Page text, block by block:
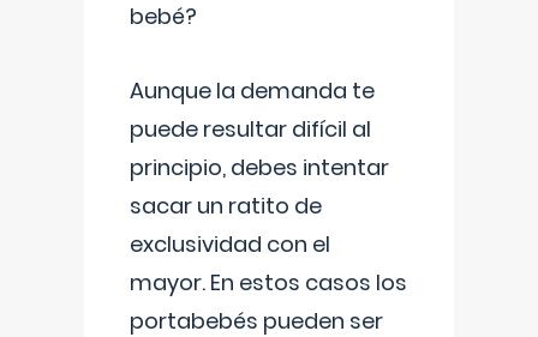
bebé?
Aunque la demanda te
puede resultar difícil al
principio, debes intentar
sacar un ratito de
exclusividad con el
mayor. En estos casos los
portabebés pueden ser